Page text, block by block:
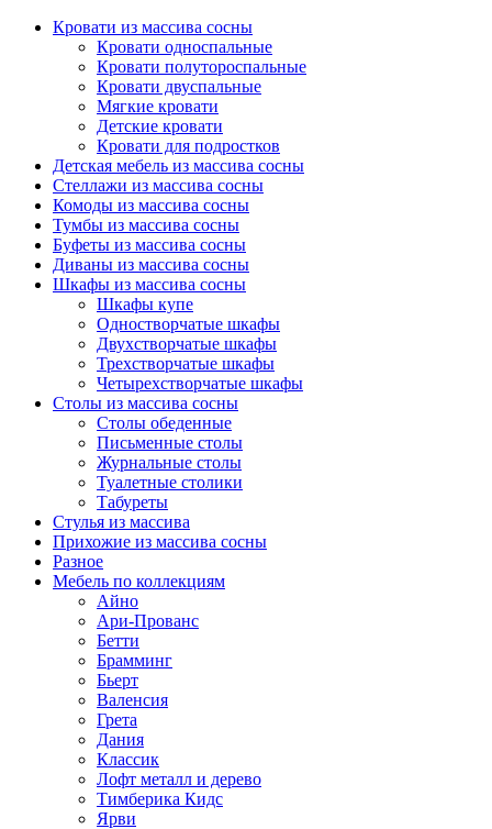
Кровати из массива сосны
Кровати односпальные
Кровати полутороспальные
Кровати двуспальные
Мягкие кровати
Детские кровати
Кровати для подростков
Детская мебель из массива сосны
Стеллажи из массива сосны
Комоды из массива сосны
Тумбы из массива сосны
Буфеты из массива сосны
Диваны из массива сосны
Шкафы из массива сосны
Шкафы купе
Одностворчатые шкафы
Двухстворчатые шкафы
Трехстворчатые шкафы
Четырехстворчатые шкафы
Столы из массива сосны
Столы обеденные
Письменные столы
Журнальные столы
Туалетные столики
Табуреты
Стулья из массива
Прихожие из массива сосны
Разное
Мебель по коллекциям
Айно
Ари-Прованс
Бетти
Брамминг
Бьерт
Валенсия
Грета
Дания
Классик
Лофт металл и дерево
Тимберика Кидс
Ярви